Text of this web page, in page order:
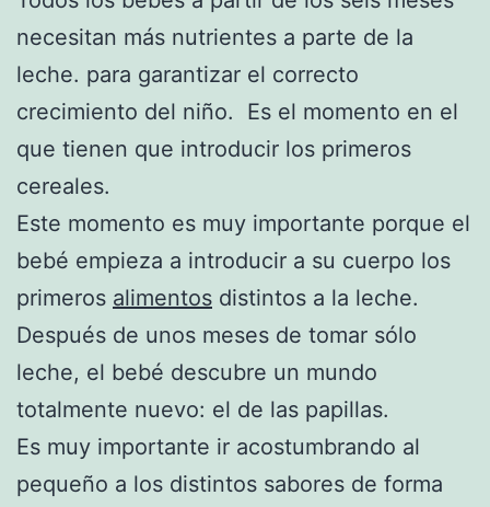
necesitan más nutrientes a parte de la
leche. para garantizar el correcto
crecimiento del niño. Es el momento en el
que tienen que introducir los primeros
cereales.
Este momento es muy importante porque el
bebé empieza a introducir a su cuerpo los
primeros alimentos distintos a la leche.
Después de unos meses de tomar sólo
leche, el bebé descubre un mundo
totalmente nuevo: el de las papillas.
Es muy importante ir acostumbrando al
pequeño a los distintos sabores de forma